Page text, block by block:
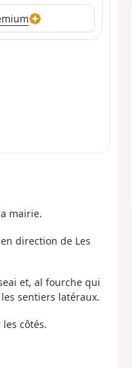
mairie.
direction de Les
et, al fourche qui
sentiers latéraux.
côtés.